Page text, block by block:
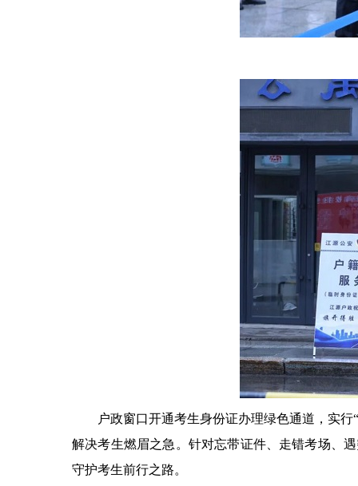
户政窗口开通考生身份证办理绿色通道，实行“
解决考生燃眉之急。针对忘带证件、走错考场、
守护考生前行之路。